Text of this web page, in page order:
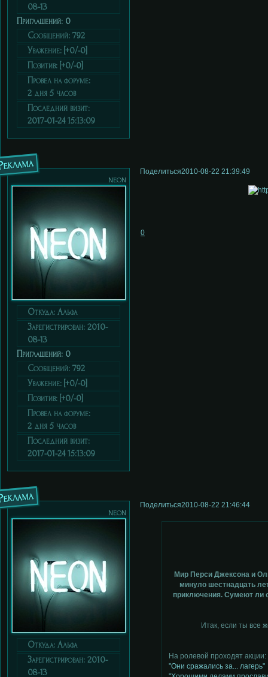
08-13
Приглашений: 0
Сообщений: 792
Уважение: [+0/-0]
Позитив: [+0/-0]
Провел на форуме:
2 дня 5 часов
Последний визит:
2017-01-24 15:13:09
Поделиться2010-08-22 21:39:49
neon
Откуда: Альфа
Зарегистрирован: 2010-
08-13
Приглашений: 0
Сообщений: 792
Уважение: [+0/-0]
Позитив: [+0/-0]
Провел на форуме:
2 дня 5 часов
Последний визит:
2017-01-24 15:13:09
0
Поделиться2010-08-22 21:46:44
neon
Откуда: Альфа
Зарегистрирован: 2010-
08-13
Мир Перси Джексона и
минуло шестнадцать
приключения. Сумеют ли
Итак, если ты все
На ролевой проходят акции:
"Они сражались за... лагерь"